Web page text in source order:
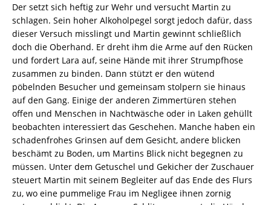
Der setzt sich heftig zur Wehr und versucht Martin zu
schlagen. Sein hoher Alkoholpegel sorgt jedoch dafür, dass
dieser Versuch misslingt und Martin gewinnt schließlich
doch die Oberhand. Er dreht ihm die Arme auf den Rücken
und fordert Lara auf, seine Hände mit ihrer Strumpfhose
zusammen zu binden. Dann stützt er den wütend
pöbelnden Besucher und gemeinsam stolpern sie hinaus
auf den Gang. Einige der anderen Zimmertüren stehen
offen und Menschen in Nachtwäsche oder in Laken gehüllt
beobachten interessiert das Geschehen. Manche haben ein
schadenfrohes Grinsen auf dem Gesicht, andere blicken
beschämt zu Boden, um Martins Blick nicht begegnen zu
müssen. Unter dem Getuschel und Gekicher der Zuschauer
steuert Martin mit seinem Begleiter auf das Ende des Flurs
zu, wo eine pummelige Frau im Negligee ihnen zornig